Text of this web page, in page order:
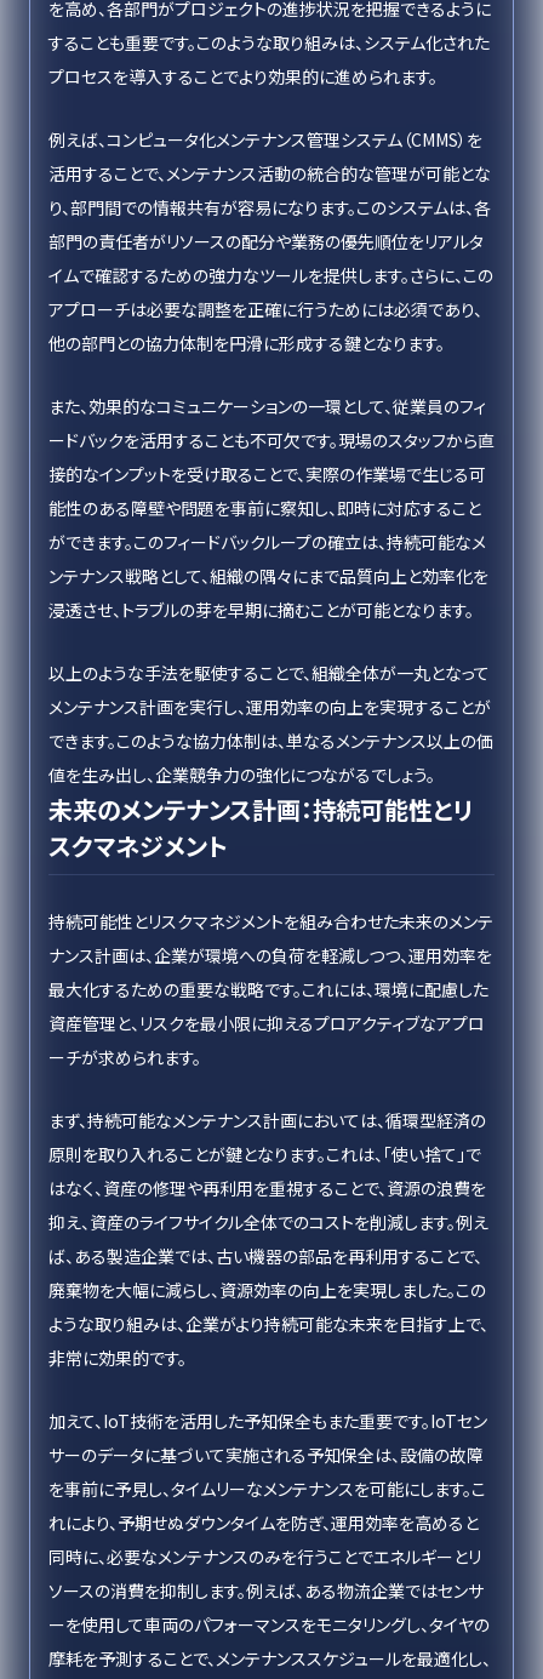
を高め、各部門がプロジェクトの進捗状況を把握できるように
することも重要です。このような取り組みは、システム化された
プロセスを導入することでより効果的に進められます。
例えば、コンピュータ化メンテナンス管理システム（CMMS）を
活用することで、メンテナンス活動の統合的な管理が可能とな
り、部門間での情報共有が容易になります。このシステムは、各
部門の責任者がリソースの配分や業務の優先順位をリアルタ
イムで確認するための強力なツールを提供します。さらに、この
アプローチは必要な調整を正確に行うためには必須であり、
他の部門との協力体制を円滑に形成する鍵となります。
また、効果的なコミュニケーションの一環として、従業員のフィ
ードバックを活用することも不可欠です。現場のスタッフから直
接的なインプットを受け取ることで、実際の作業場で生じる可
能性のある障壁や問題を事前に察知し、即時に対応すること
ができます。このフィードバックループの確立は、持続可能なメ
ンテナンス戦略として、組織の隅々にまで品質向上と効率化を
浸透させ、トラブルの芽を早期に摘むことが可能となります。
以上のような手法を駆使することで、組織全体が一丸となって
メンテナンス計画を実行し、運用効率の向上を実現することが
できます。このような協力体制は、単なるメンテナンス以上の価
値を生み出し、企業競争力の強化につながるでしょう。
未来のメンテナンス計画：持続可能性とリ
スクマネジメント
持続可能性とリスクマネジメントを組み合わせた未来のメンテ
ナンス計画は、企業が環境への負荷を軽減しつつ、運用効率を
最大化するための重要な戦略です。これには、環境に配慮した
資産管理と、リスクを最小限に抑えるプロアクティブなアプロ
ーチが求められます。
まず、持続可能なメンテナンス計画においては、循環型経済の
原則を取り入れることが鍵となります。これは、「使い捨て」で
はなく、資産の修理や再利用を重視することで、資源の浪費を
抑え、資産のライフサイクル全体でのコストを削減します。例え
ば、ある製造企業では、古い機器の部品を再利用することで、
廃棄物を大幅に減らし、資源効率の向上を実現しました。この
ような取り組みは、企業がより持続可能な未来を目指す上で、
非常に効果的です。
加えて、IoT技術を活用した予知保全もまた重要です。IoTセン
サーのデータに基づいて実施される予知保全は、設備の故障
を事前に予見し、タイムリーなメンテナンスを可能にします。こ
れにより、予期せぬダウンタイムを防ぎ、運用効率を高めると
同時に、必要なメンテナンスのみを行うことでエネルギーとリ
ソースの消費を抑制します。例えば、ある物流企業ではセンサ
ーを使用して車両のパフォーマンスをモニタリングし、タイヤの
摩耗を予測することで、メンテナンススケジュールを最適化し、